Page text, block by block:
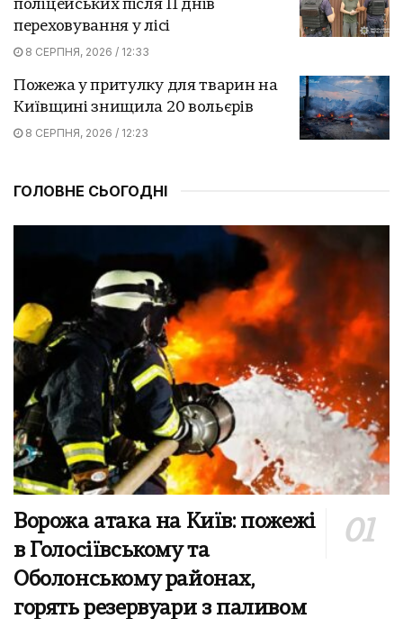
поліцейських після 11 днів
переховування у лісі
8 СЕРПНЯ, 2026 / 12:33
Пожежа у притулку для тварин на
Київщині знищила 20 вольєрів
8 СЕРПНЯ, 2026 / 12:23
ГОЛОВНЕ СЬОГОДНІ
Ворожа атака на Київ: пожежі
в Голосіївському та
Оболонському районах,
горять резервуари з паливом